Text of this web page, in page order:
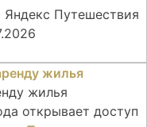
Путешествия
жилья
открывает доступ